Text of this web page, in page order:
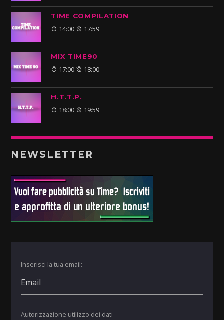
TIME COMPILATION
14:00 17:59
MIX TIME90
17:00 18:00
H.T.T.P.
18:00 19:59
NEWSLETTER
Inserisci la tua email:
Autorizzazione utilizzo dei dati